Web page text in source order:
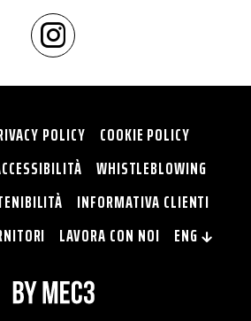
POLICY COOKIE POLICY
WHISTLEBLOWING
INFORMATIVA CLIENTI
LAVORA CON NOI ENG